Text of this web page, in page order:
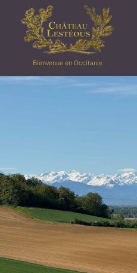
Bienvenue en Occitanie